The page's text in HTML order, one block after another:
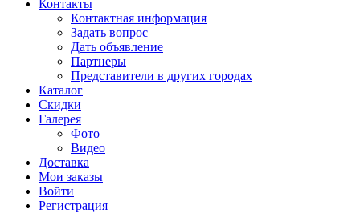
Контакты
Контактная информация
Задать вопрос
Дать объявление
Партнеры
Представители в других городах
Каталог
Скидки
Галерея
Фото
Видео
Доставка
Мои заказы
Войти
Регистрация